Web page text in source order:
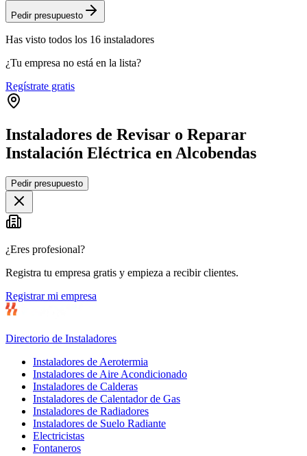
Pedir presupuesto
Has visto todos los 16 instaladores
¿Tu empresa no está en la lista?
Regístrate gratis
Instaladores de Revisar o Reparar
Instalación Eléctrica en Alcobendas
+
−
Pedir presupuesto
¿Eres profesional?
Registra tu empresa gratis y empieza a recibir clientes.
Registrar mi empresa
Directorio de Instaladores
Instaladores de Aerotermia
Instaladores de Aire Acondicionado
Instaladores de Calderas
Instaladores de Calentador de Gas
Instaladores de Radiadores
Instaladores de Suelo Radiante
Electricistas
Fontaneros